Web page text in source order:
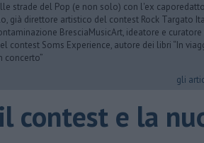
strade del Pop (e non solo) con l'ex
già direttore artistico del contest Rock Targato
BresciaMusicArt, ideatore e
contest Soms Experience, autore dei libri “In
concerto”
gli
contest e la